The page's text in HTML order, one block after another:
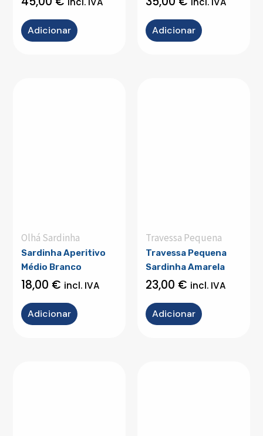
Adicionar Adicionar
Olhá Sardinha
Sardinha Aperitivo
Médio Branco
18,00 € incl. IVA
Adicionar
Travessa Pequena
Travessa Pequena
Sardinha Amarela
23,00 € incl. IVA
Adicionar